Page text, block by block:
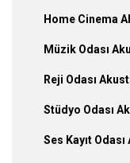
Home Cinema
Müzik Odası
Reji Odası
Stüdyo Odası
Ses Kayıt Odası